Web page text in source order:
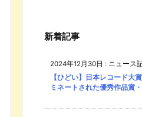
新着記事
2024年12月30日 : ニュース
【ひどい】日本レコード大
ミネートされた優秀作品賞